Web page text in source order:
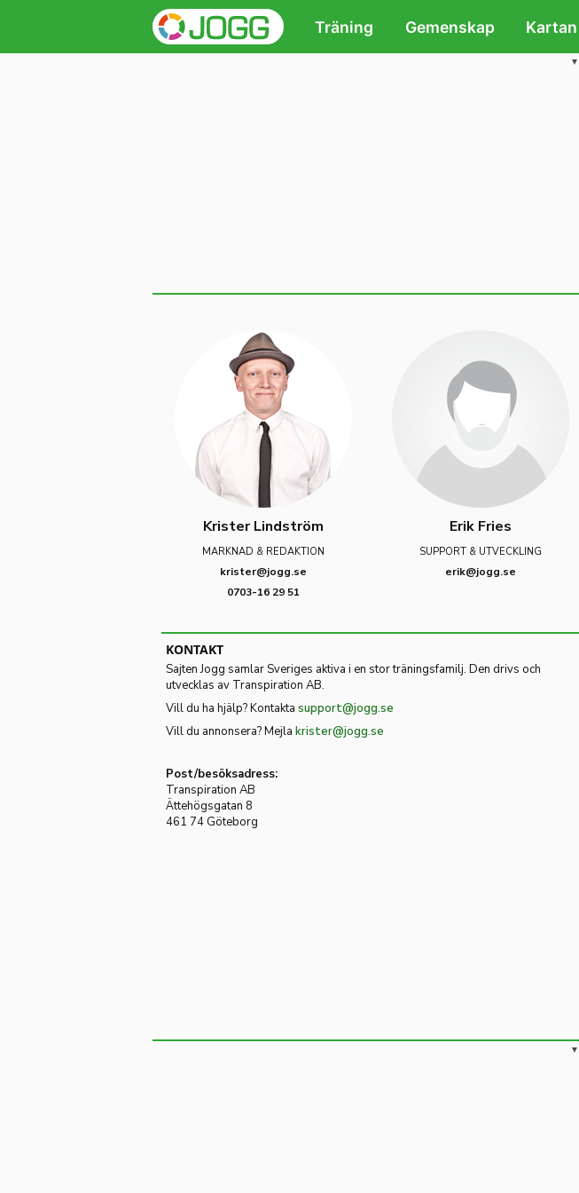
Träning Gemenskap Kartan
Krister Lindström
MARKNAD & REDAKTION
krister@jogg.se
0703-16 29 51
Erik Fries
SUPPORT & UTVECKLING
erik@jogg.se
KONTAKT
Sajten Jogg samlar Sveriges aktiva i en stor träningsfamilj. Den drivs och
utvecklas av Transpiration AB.
Vill du ha hjälp? Kontakta support@jogg.se
Vill du annonsera? Mejla krister@jogg.se
Post/besöksadress:
Transpiration AB
Ättehögsgatan 8
461 74 Göteborg